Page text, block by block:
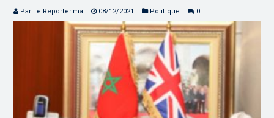
Par Le Reporter.ma 08/12/2021 Politique 0